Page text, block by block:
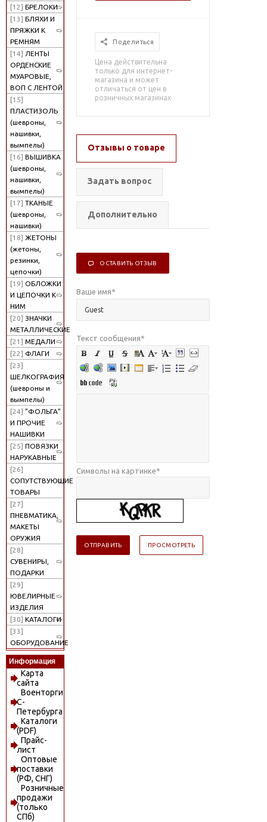
[12] БРЕЛОКИ
[13] БЛЯХИ И
ПРЯЖКИ К
РЕМНЯМ
[14] ЛЕНТЫ
ОРДЕНСКИЕ
МУАРОВЫЕ,
ВОП С ЛЕНТОЙ
[15]
ПЛАСТИЗОЛЬ
(шевроны,
нашивки,
вымпелы)
[16] ВЫШИВКА
(шевроны,
нашивки,
вымпелы)
[17] ТКАНЫЕ
(шевроны,
нашивки)
[18] ЖЕТОНЫ
(жетоны,
резинки,
цепочки)
[19] ОБЛОЖКИ
И ЦЕПОЧКИ К
НИМ
[20] ЗНАЧКИ
МЕТАЛЛИЧЕСКИЕ
[21] МЕДАЛИ
[22] ФЛАГИ
[23]
ШЕЛКОГРАФИЯ
(шевроны и
вымпелы)
[24] "ФОЛЬГА"
И ПРОЧИЕ
НАШИВКИ
[25] ПОВЯЗКИ
НАРУКАВНЫЕ
[26]
СОПУТСТВУЮЩИЕ
ТОВАРЫ
[27]
ПНЕВМАТИКА,
МАКЕТЫ
ОРУЖИЯ
[28]
СУВЕНИРЫ,
ПОДАРКИ
[29]
ЮВЕЛИРНЫЕ
ИЗДЕЛИЯ
[30] КАТАЛОГИ
[33]
ОБОРУДОВАНИЕ
Информация
Карта
сайта
Военторги
С-
Петербурга
Каталоги
(PDF)
Прайс-
лист
Оптовые
поставки
(РФ, СНГ)
Розничные
продажи
(только
СПб)
Поделиться
Цена действительна
только для интернет-
магазина и может
отличаться от цен в
розничных магазинах
Отзывы о товаре
Задать вопрос
Дополнительно
ОСТАВИТЬ ОТЗЫВ
Ваше имя*
Текст сообщения*
Символы на картинке*